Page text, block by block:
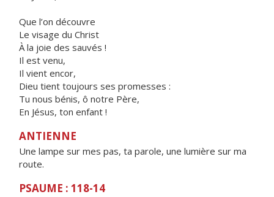
Que l’on découvre
Le visage du Christ
À la joie des sauvés !
Il est venu,
Il vient encor,
Dieu tient toujours ses promesses :
Tu nous bénis, ô notre Père,
En Jésus, ton enfant !
ANTIENNE
Une lampe sur mes pas, ta parole, une lumière sur ma
route.
PSAUME : 118-14